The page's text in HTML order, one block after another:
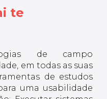
te
de campo
em todas as suas
de estudos
uma usabilidade